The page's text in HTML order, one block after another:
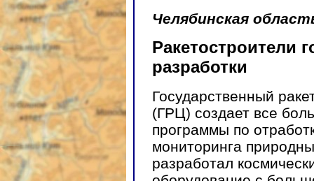
Челябинская
Ракетостроители
разработки
Государственный
(ГРЦ) создает все
программы по
мониторинга
разработал